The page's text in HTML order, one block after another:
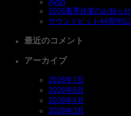
Ayon
2026夏季休業のお知らせ
サウンドピット44周年
最近のコメント
アーカイブ
2026年7月
2026年6月
2026年4月
2026年3月